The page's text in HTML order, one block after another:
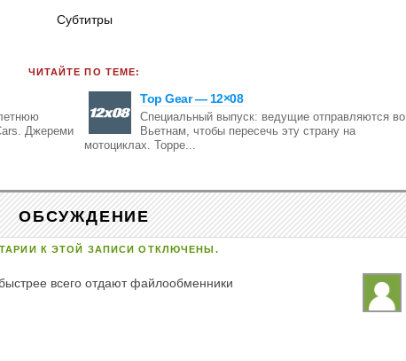
Субтитры
ЧИТАЙТЕ ПО ТЕМЕ:
Джереми
Top Gear — 12×08
Специальный выпуск: ведущие отправляются во
Вьетнам, чтобы пересечь эту страну на
мотоциклах. Торре...
ОБСУЖДЕНИЕ
К ЭТОЙ ЗАПИСИ ОТКЛЮЧЕНЫ.
всего отдают файлообменники